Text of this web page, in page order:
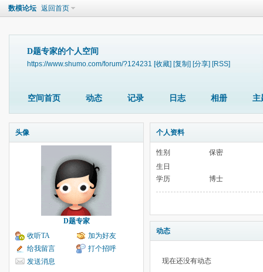
数模论坛 返回首页
D题专家的个人空间
https://www.shumo.com/forum/?124231 [收藏] [复制] [分享] [RSS]
空间首页 动态 记录 日志 相册 主
头像
D题专家
收听TA
加为好友
给我留言
打个招呼
发送消息
个人资料
性别
保密
生日
学历
博士
动态
现在还没有动态